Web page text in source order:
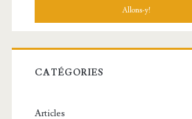
h
r
c
CATÉGORIES
Articles